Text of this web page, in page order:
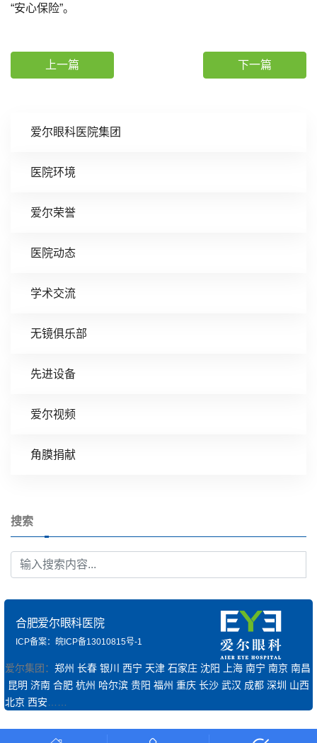
爱尔眼科医院集团
医院环境
爱尔荣誉
医院动态
学术交流
无镜俱乐部
先进设备
爱尔视频
角膜捐献
搜索
“安心保险”。
上一篇 下一篇
合肥爱尔眼科医院
ICP备案：皖ICP备13010815号-1
爱尔集团： 郑州 长春 银川 西宁 天津 石家庄 沈阳 上海 南宁 南京 南昌
昆明 济南 合肥 杭州 哈尔滨 贵阳 福州 重庆 长沙 武汉 成都 深圳 山西
北京 西安